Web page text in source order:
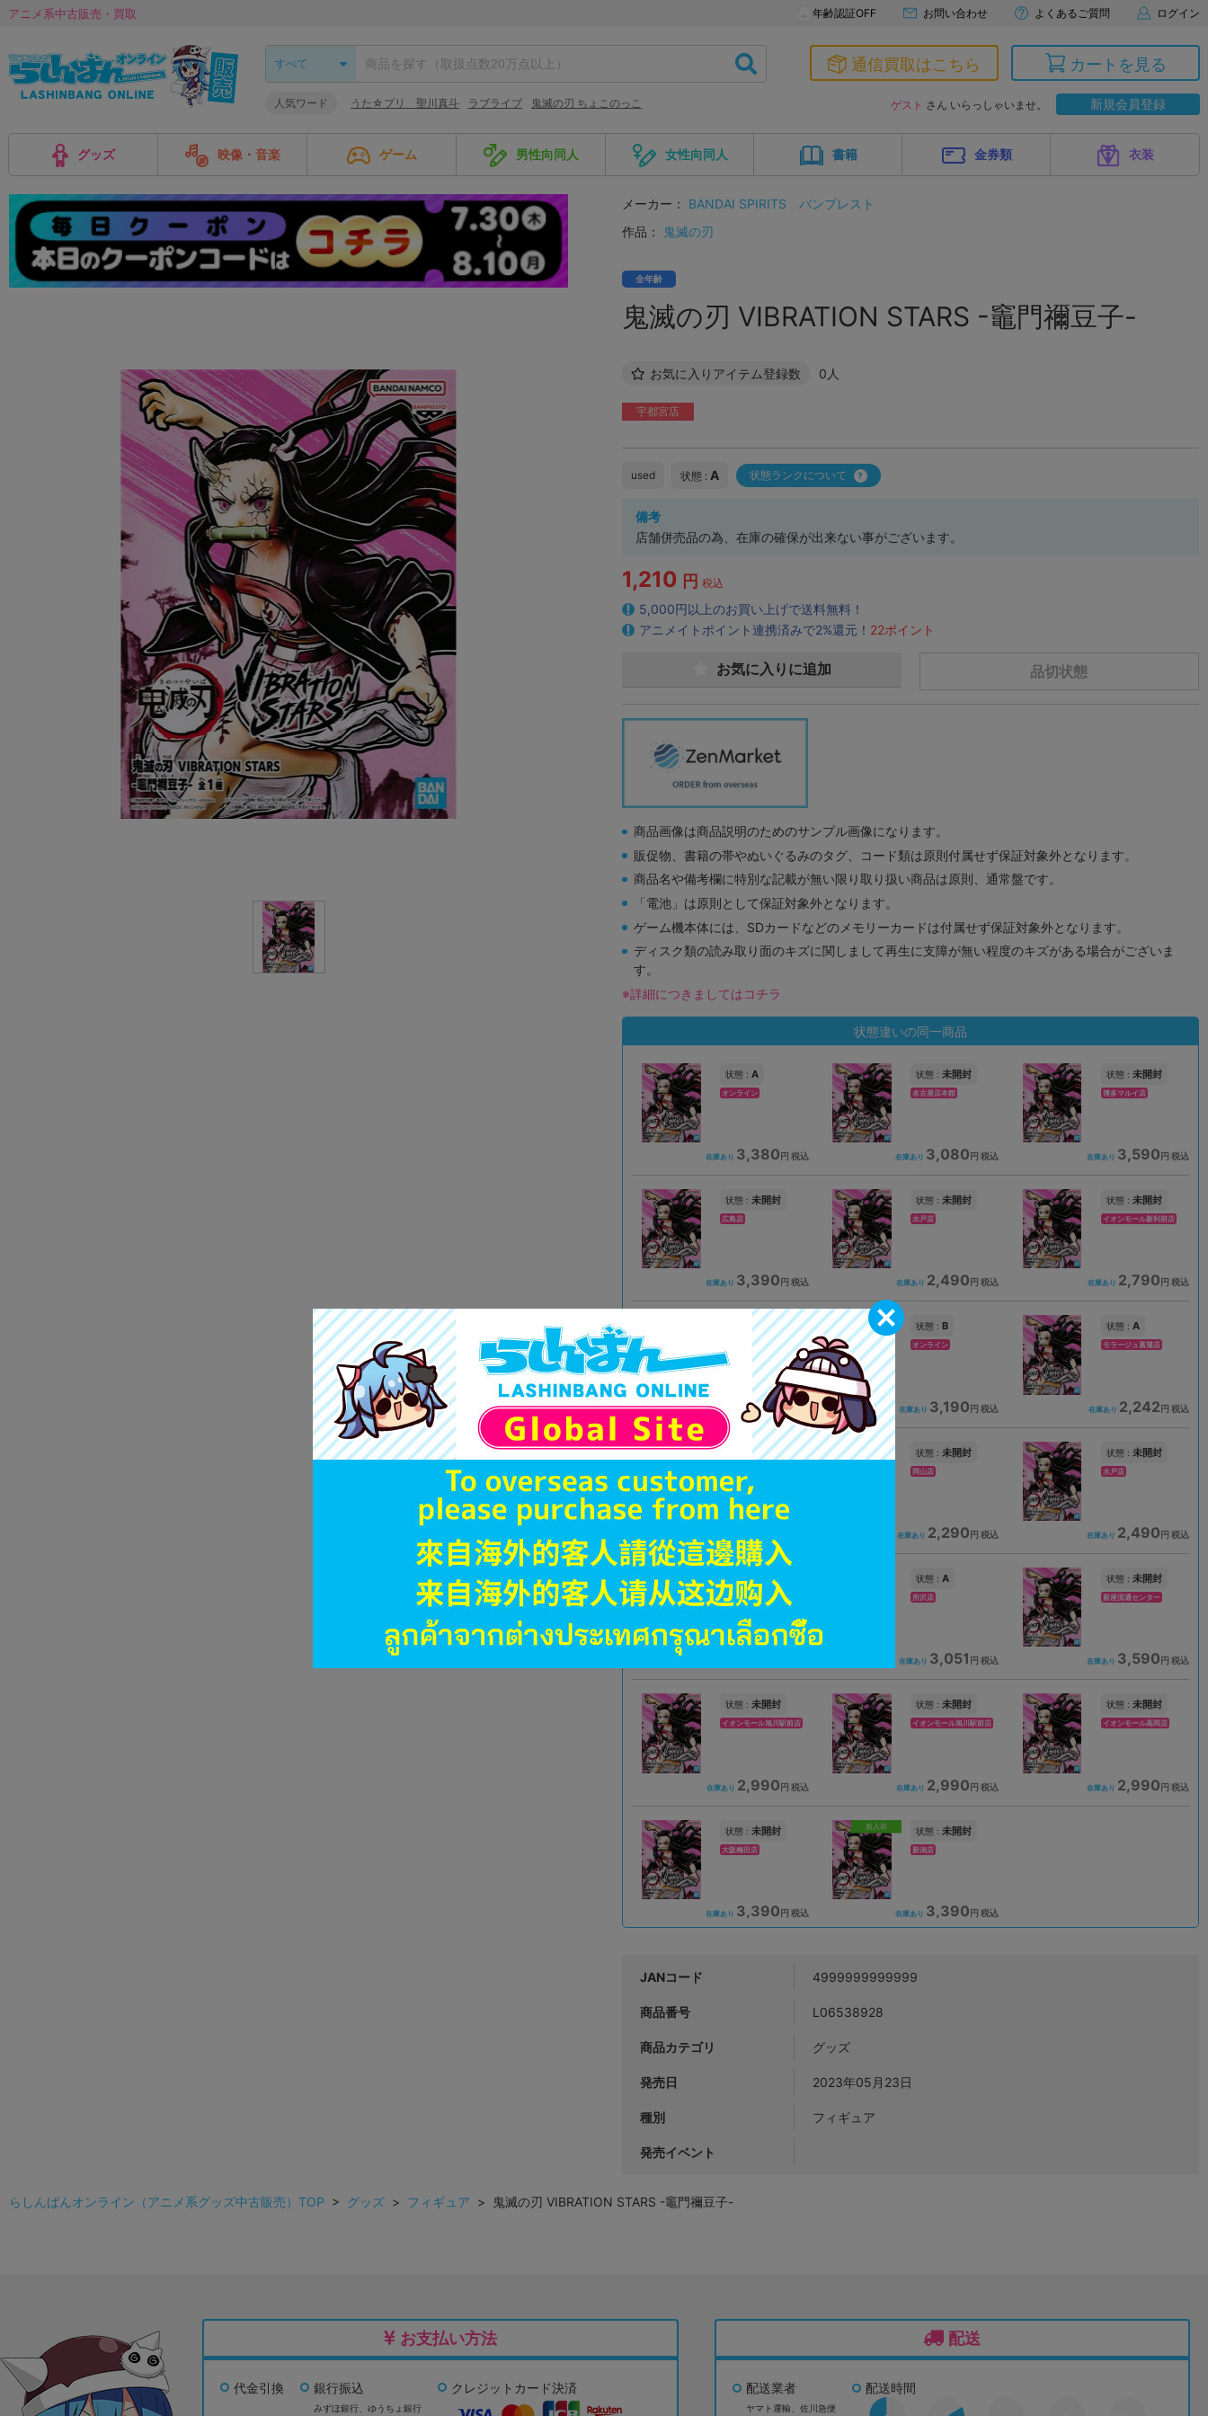
アニメ系中古販売・買取 年齢認証OFF お問い合わせ よくあるご質問 ログイン
人気ワード うた☆プリ 聖川真斗 ラブライブ 鬼滅の刃 ちょこのっこ
通信買取はこちら カートを見る
ゲスト さん いらっしゃいませ。 新規会員登録
グッズ 映像・音楽 ゲーム 男性向同人 女性向同人 書籍 金券類 衣装
メーカー： BANDAI SPIRITS
バンプレスト
作品：
鬼滅の刃
全年齢
鬼滅の刃 VIBRATION STARS -竈門禰豆子-
お気に入りアイテム登録数 0人
宇都宮店
used 状態 : A 状態ランクについて
備考
店舗併売品の為、在庫の確保が出来ない事がございます。
1,210 円 税込
5,000円以上のお買い上げで送料無料！
アニメイトポイント連携済みで2%還元！ 22ポイント
品切状態
お気に入りに追加
商品画像は商品説明のためのサンプル画像になります。
販促物、書籍の帯やぬいぐるみのタグ、コード類は原則付属せず保証対象外となります。
商品名や備考欄に特別な記載が無い限り取り扱い商品は原則、通常盤です。
「電池」は原則として保証対象外となります。
ゲーム機本体には、SDカードなどのメモリーカードは付属せず保証対象外となります。
ディスク類の読み取り面のキズに関しまして再生に支障が無い程度のキズがある場合がございま
す。
※詳細につきましてはコチラ
状態違いの同一商品
状態 : A
オンライン
在庫あり 3,380円 税込
状態 : 未開封
名古屋店本館
在庫あり 3,080円 税込
状態 : 未開封
博多マルイ店
在庫あり 3,590円 税込
状態 :未開封
広島店
在庫あり 3,390 円 税込
状態 : 未開封
水戸店
在庫あり 2,490 円 税込
状態 : 未開封
イオンモール新利府店
在庫あり 2,790 円 税込
状態 :未開封
プライムツリー赤池店
在庫あり 3,390円 税込
状態 : B
オンライン
在庫あり 3,190円 税込
状態 : A
モラージュ菖蒲店
在庫あり 2,242円 税込
未開封 状態 : 未開封
岡山店
在庫あり 2,290円 税込
状態 : 未開封
水戸店
在庫あり 2,490円 税込
状態 :未開封
大宮店
状態 : A
所沢店
在庫あり 3,051 円 税込
状態 : 未開封
新座流通センター
在庫あり 3,590 円 税込
状態 :未開封
イオンモール旭川駅前店
在庫あり 2,990円 税込
状態 : 未開封
イオンモール旭川駅前店
在庫あり 2,990円 税込
状態 : 未開封
イオンモール高岡店
在庫あり 2,990円 税込
状態 :未開封
大阪梅田店
在庫あり 3,390円 税込
新入荷 状態 : 未開封
新潟店
在庫あり 3,390円 税込
JANコード 4999999999999
商品番号 L06538928
商品カテゴリ グッズ
発売日 2023年05月23日
種別 フィギュア
発売イベント
らしんばんオンライン（アニメ系グッズ中古販売）TOP > グッズ > フィギュア > 鬼滅の刃 VIBRATION STARS -竈門禰豆子-
お支払い方法
代金引換 銀行振込
みずほ銀行、 ゆうちょ銀行
クレジットカード決済
配送
配送業者
ヤマト運輸、佐川急便
配送時間